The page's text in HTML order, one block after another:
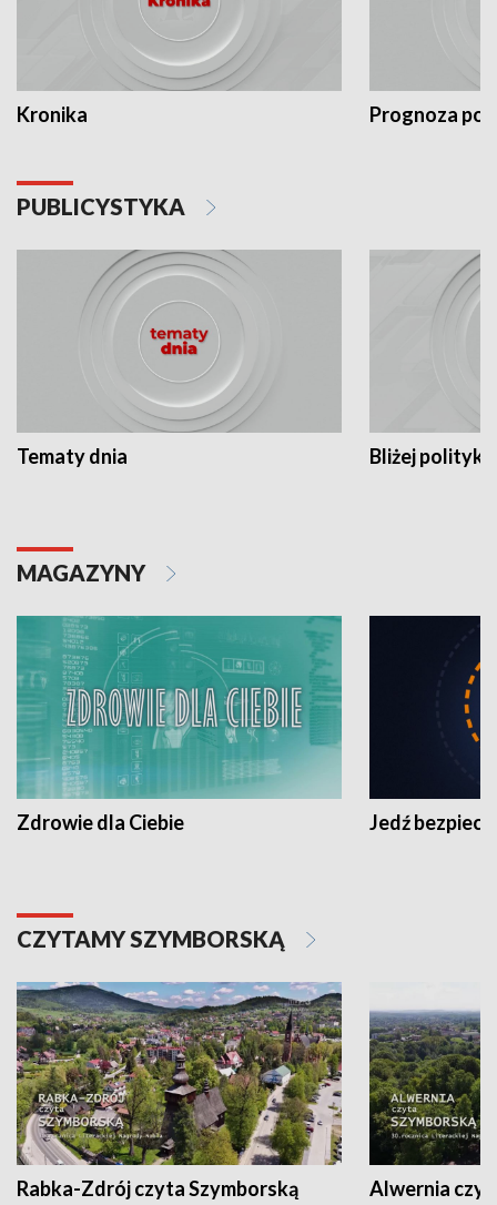
Kronika Prognoza
PUBLICYSTYKA
Tematy dnia Bliżej polityki
MAGAZYNY
Zdrowie dla Ciebie Jedź
CZYTAMY SZYMBORSKĄ
Rabka-Zdrój czyta Szymborską Alwernia